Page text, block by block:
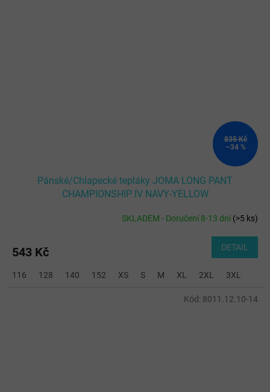
835 Kč
–34 %
Pánské/Chlapecké tepláky JOMA LONG PANT
CHAMPIONSHIP IV NAVY-YELLOW
SKLADEM - Doručení 8-13 dní(>5 ks)
543 Kč DETAIL
116 128 140 152 XS S M XL 2XL 3XL
Kód: 8011.12.10-14